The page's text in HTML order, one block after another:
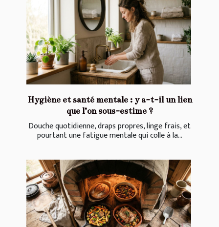
Hygiène et santé mentale : y a-t-il un lien
que l’on sous-estime ?
Douche quotidienne, draps propres, linge frais, et
pourtant une fatigue mentale qui colle à la...